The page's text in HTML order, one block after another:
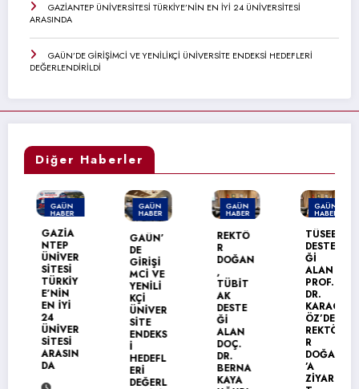
GAZİANTEP ÜNİVERSİTESİ TÜRKİYE’NİN EN İYİ 24 ÜNİVERSİTESİ
ARASINDA
GAÜN’DE GİRİŞİMCİ VE YENİLİKÇİ ÜNİVERSİTE ENDEKSİ HEDEFLERİ
DEĞERLENDİRİLDİ
Diğer Haberler
GAÜN
HABER
MANŞET
GAZİA
NTEP
ÜNİVER
SİTESİ
TÜRKİY
E’NİN
EN İYİ
24
ÜNİVER
SİTESİ
ARASIN
DA
GAÜN
HABER
GAÜN’
GİRİŞİ
MCİ VE
YENİLİ
KÇİ
ÜNİVER
SİTE
ENDEKS
HEDEFL
ERİ
DEĞERL
GAÜN
HABER
REKTÖ
DOĞAN
TÜBİT
AK
DESTE
ALAN
DOÇ.
DR.
BERNA
KAYA
GAÜN
HABER
TÜSEB
DESTE
ALAN
PROF.
DR.
KARAG
ÖZ’DEN
REKTÖ
DOĞAN
ZİYARE